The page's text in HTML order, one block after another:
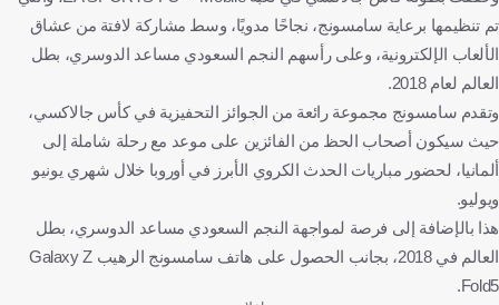
تم تنظيمها برعاية سامسونج، نجاحًا مدويًا، وسط مشاركة لافتة من عشاق
الألعاب الإلكترونية، وعلى رأسهم النجم السعودي مساعد الدوسري، بطل
العالم لعام 2018.
وتقدم سامسونج مجموعة رائعة من الجوائز التحفيزية في كأس جالاكسي،
حيث سيكون أصحاب الحظ من الفائزين على موعد مع رحلة شاملة إلى
ألمانيا، لحضور مباريات الحدث الكروي الأبرز في أوروبا خلال شهري يونيو
ويوليو.
هذا بالإضافة إلى فرصة لمواجهة النجم السعودي مساعد الدوسري، بطل
العالم في 2018، بجانب الحصول على هاتف سامسونج الرهيب Galaxy Z
Fold5.